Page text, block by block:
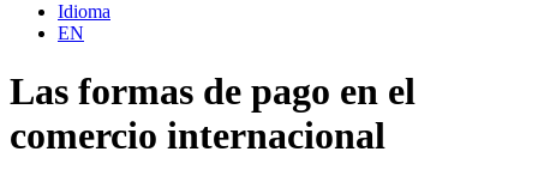
Idioma
EN
Las formas de pago en el
comercio internacional